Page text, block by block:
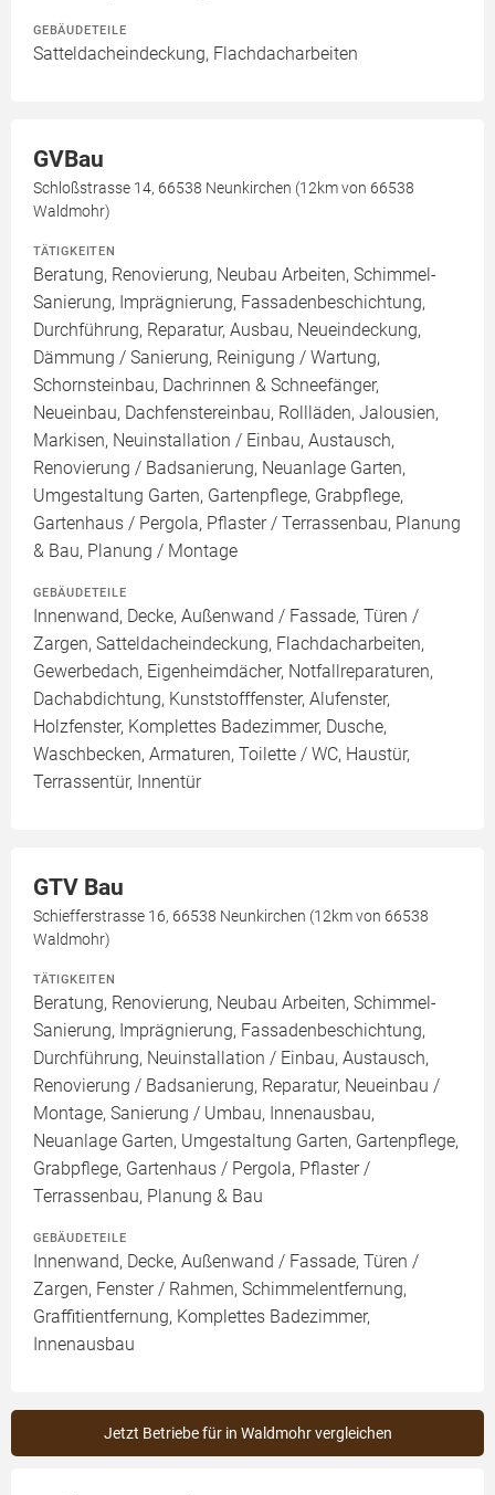
GEBÄUDETEILE
Satteldacheindeckung, Flachdacharbeiten
GVBau
Schloßstrasse 14, 66538 Neunkirchen (12km von 66538
Waldmohr)
TÄTIGKEITEN
Beratung, Renovierung, Neubau Arbeiten, Schimmel-
Sanierung, Imprägnierung, Fassadenbeschichtung,
Durchführung, Reparatur, Ausbau, Neueindeckung,
Dämmung / Sanierung, Reinigung / Wartung,
Schornsteinbau, Dachrinnen & Schneefänger,
Neueinbau, Dachfenstereinbau, Rollläden, Jalousien,
Markisen, Neuinstallation / Einbau, Austausch,
Renovierung / Badsanierung, Neuanlage Garten,
Umgestaltung Garten, Gartenpflege, Grabpflege,
Gartenhaus / Pergola, Pflaster / Terrassenbau, Planung
& Bau, Planung / Montage
GEBÄUDETEILE
Innenwand, Decke, Außenwand / Fassade, Türen /
Zargen, Satteldacheindeckung, Flachdacharbeiten,
Gewerbedach, Eigenheimdächer, Notfallreparaturen,
Dachabdichtung, Kunststofffenster, Alufenster,
Holzfenster, Komplettes Badezimmer, Dusche,
Waschbecken, Armaturen, Toilette / WC, Haustür,
Terrassentür, Innentür
GTV Bau
Schiefferstrasse 16, 66538 Neunkirchen (12km von 66538
Waldmohr)
TÄTIGKEITEN
Beratung, Renovierung, Neubau Arbeiten, Schimmel-
Sanierung, Imprägnierung, Fassadenbeschichtung,
Durchführung, Neuinstallation / Einbau, Austausch,
Renovierung / Badsanierung, Reparatur, Neueinbau /
Montage, Sanierung / Umbau, Innenausbau,
Neuanlage Garten, Umgestaltung Garten, Gartenpflege,
Grabpflege, Gartenhaus / Pergola, Pflaster /
Terrassenbau, Planung & Bau
GEBÄUDETEILE
Innenwand, Decke, Außenwand / Fassade, Türen /
Zargen, Fenster / Rahmen, Schimmelentfernung,
Graffitientfernung, Komplettes Badezimmer,
Innenausbau
Jetzt Betriebe für in Waldmohr vergleichen